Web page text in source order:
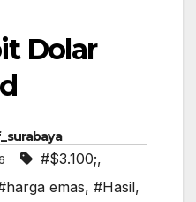
Dolar
#$3.100;,
emas, #Hasil,